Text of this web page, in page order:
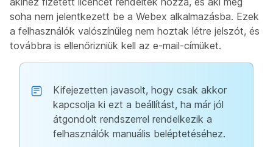
soha nem jelentkezett be a Webex alkalmazásba. Ezek
a felhasználók valószínűleg nem hoztak létre jelszót, és
továbbra is ellenőrizniük kell az e-mail-címüket.
Kifejezetten javasolt, hogy csak akkor
kapcsolja ki ezt a beállítást, ha már jól
átgondolt rendszerrel rendelkezik a
felhasználók manuális beléptetéséhez.